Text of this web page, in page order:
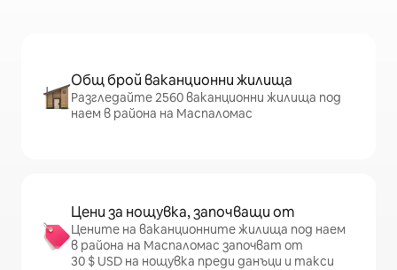
Общ брой ваканционни жилища
Разгледайте 2560 ваканционни жилища под
наем в района на Маспаломас
Цени за нощувка, започващи от
Цените на ваканционните жилища под наем
в района на Маспаломас започват от
30 $ USD на нощувка преди данъци и такси